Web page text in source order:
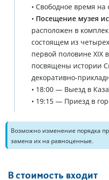
• Свободное время на
• Посещение музея
расположен в
состоящем из
первой половине XIX
посвящены истории
декоративно-
• 18:00 — Выезд в
• 19:15 — Приезд в
Возможно изменение порядка
замена их на равноценные.
В стоимость входит